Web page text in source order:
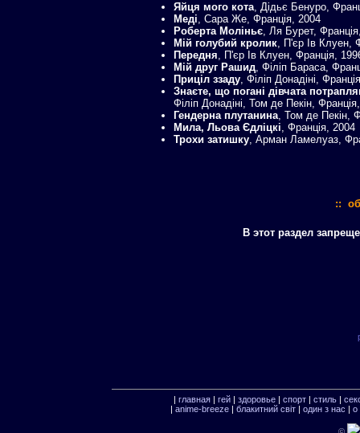
Яйця мого кота, Дідьє Бенуро,
Меді, Сара Же, Франція, 2004
Роберта Моліньє, Ля Бурет,
Мій голубий кролик, П'єр Ів Клуен,
Передня, П'єр Ів Клуен, Франція,
Мій друг Рашид, Філіп Бараса,
Приціл ззаду, Філіп Донадіні,
Знаєте, що погані дівчата
Філіп Донадіні, Том де Пекін,
Гендерна плутанина, Том де Пекін,
Мила, Льова Єдліцкі, Франція, 2004
Трохи затишку, Арман Ламелуаз,
::
В этот раздел
| главная| гей| здоровье| спорт| стиль|
| anime-breeze| блакитний свiт| один з нас | о